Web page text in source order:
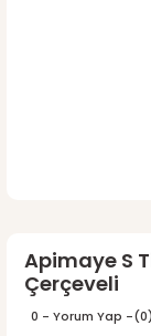
Apimaye S
Çerçeveli
0 - Yorum Yap -(0)